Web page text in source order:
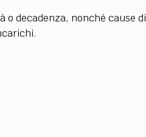
decadenza, nonché cause di